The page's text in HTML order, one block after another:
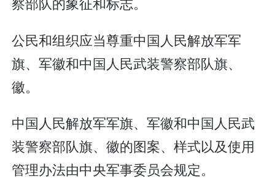
公民和组织应当尊重中国人民解放军军
旗、军徽和中国人民武装警察部队旗、
徽。
中国人民解放军军旗、军徽和中国人民武
装警察部队旗、徽的图案、样式以及使用
管理办法由中央军事委员会规定。